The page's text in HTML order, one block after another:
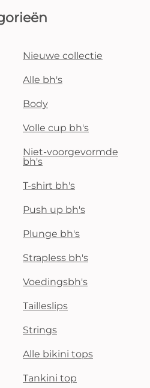
Nieuwe collectie
Alle bh's
Body
Volle cup bh's
Niet-voorgevormde
bh's
T-shirt bh's
Push up bh's
Plunge bh's
Strapless bh's
Voedingsbh's
Tailleslips
Strings
Alle bikini tops
Tankini top